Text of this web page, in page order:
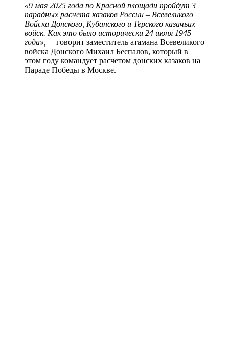
«9 мая 2025 года по Красной площади пройдут 3
парадных расчета казаков России – Всевеликого
Войска Донского, Кубанского и Терского казачьих
войск. Как это было исторически 24 июня 1945
года», —говорит заместитель атамана Всевеликого
войска Донского Михаил Беспалов, который в
этом году командует расчетом донских казаков на
Параде Победы в Москве.